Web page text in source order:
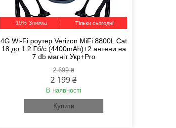
–19% Тільки сьогодні
4G Wi-Fi роутер Verizon MiFi 8800L Cat
18 до 1.2 Гб/с (4400mAh)+2 антени на
7 db магніт Укр+Pro
2 699 ₴
2 199 ₴
В наявності
Купити